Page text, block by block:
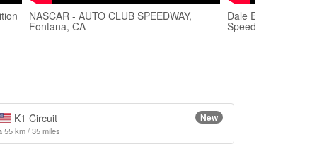
NASCAR - AUTO CLUB SPEEDWAY,
Fontana, CA
Dale Earnhardt
Speedway 1997
K1 Circuit New
55 km / 35 miles